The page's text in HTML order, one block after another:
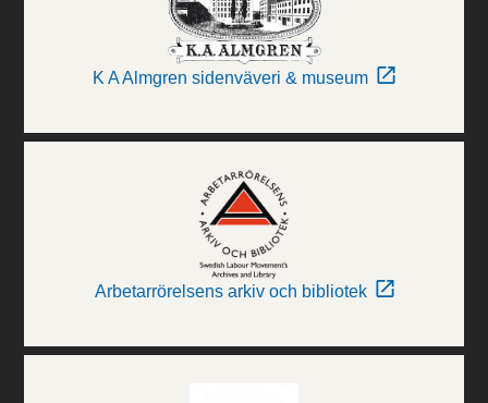
K A Almgren sidenväveri & museum
Arbetarrörelsens arkiv och bibliotek